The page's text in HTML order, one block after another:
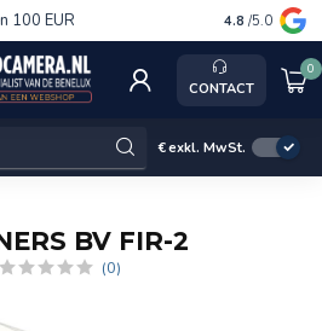
100 EUR Service,
4.8 /5.0
CONTACT
0
€exkl. MwSt.
BV FIR-2
(0)